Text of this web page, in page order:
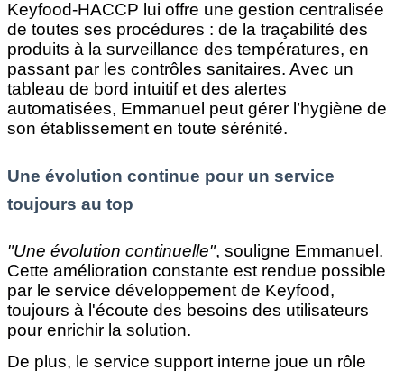
Keyfood-HACCP lui offre une gestion centralisée
de toutes ses procédures : de la traçabilité des
produits à la surveillance des températures, en
passant par les contrôles sanitaires. Avec un
tableau de bord intuitif et des alertes
automatisées, Emmanuel peut gérer l’hygiène de
son établissement en toute sérénité.
Une évolution continue pour un service
toujours au top
"Une évolution continuelle", souligne Emmanuel.
Cette amélioration constante est rendue possible
par le service développement de Keyfood,
toujours à l'écoute des besoins des utilisateurs
pour enrichir la solution.
De plus, le service support interne joue un rôle